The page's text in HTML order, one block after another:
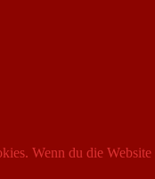
Wenn du die